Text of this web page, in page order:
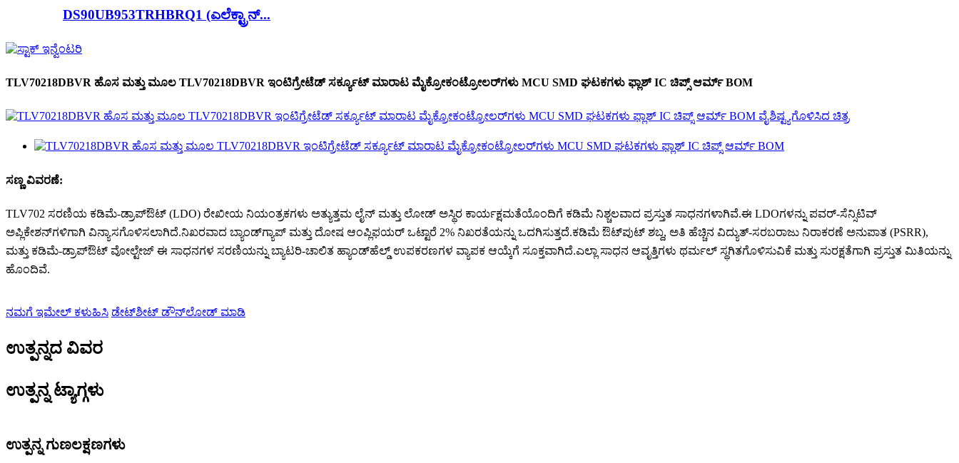
DS90UB953TRHBRQ1 (ಎಲೆಕ್ಟ್ರಾನ್...
TLV70218DBVR ಹೊಸ ಮತ್ತು ಮೂಲ TLV70218DBVR ಇಂಟಿಗ್ರೇಟೆಡ್ ಸರ್ಕ್ಯೂಟ್ ಮಾರಾಟ ಮೈಕ್ರೋಕಂಟ್ರೋಲರ್‌ಗಳು MCU SMD ಘಟಕಗಳು ಫ್ಲಾಶ್ IC ಚಿಪ್ಸ್ ಆರ್ಮ್ BOM
ಸಣ್ಣ ವಿವರಣೆ:
TLV702 ಸರಣಿಯ ಕಡಿಮೆ-ಡ್ರಾಪ್‌ಔಟ್ (LDO) ರೇಖೀಯ ನಿಯಂತ್ರಕಗಳು ಅತ್ಯುತ್ತಮ ಲೈನ್ ಮತ್ತು ಲೋಡ್ ಅಸ್ಥಿರ ಕಾರ್ಯಕ್ಷಮತೆಯೊಂದಿಗೆ ಕಡಿಮೆ ನಿಶ್ಚಲವಾದ ಪ್ರಸ್ತುತ ಸಾಧನಗಳಾಗಿವೆ.ಈ LDOಗಳನ್ನು ಪವರ್-ಸೆನ್ಸಿಟಿವ್
ಅಪ್ಲಿಕೇಶನ್‌ಗಳಿಗಾಗಿ ವಿನ್ಯಾಸಗೊಳಿಸಲಾಗಿದೆ.ನಿಖರವಾದ ಬ್ಯಾಂಡ್‌ಗ್ಯಾಪ್ ಮತ್ತು ದೋಷ ಆಂಪ್ಲಿಫಯರ್ ಒಟ್ಟಾರೆ 2% ನಿಖರತೆಯನ್ನು ಒದಗಿಸುತ್ತದೆ.ಕಡಿಮೆ ಔಟ್‌ಪುಟ್ ಶಬ್ದ, ಅತಿ ಹೆಚ್ಚಿನ ವಿದ್ಯುತ್-ಸರಬರಾಜು ನಿರಾಕರಣೆ ಅನುಪಾತ (PSRR),
ಮತ್ತು ಕಡಿಮೆ-ಡ್ರಾಪ್‌ಔಟ್ ವೋಲ್ಟೇಜ್ ಈ ಸಾಧನಗಳ ಸರಣಿಯನ್ನು ಬ್ಯಾಟರಿ-ಚಾಲಿತ ಹ್ಯಾಂಡ್‌ಹೆಲ್ಡ್ ಉಪಕರಣಗಳ ವ್ಯಾಪಕ ಆಯ್ಕೆಗೆ ಸೂಕ್ತವಾಗಿದೆ.ಎಲ್ಲಾ ಸಾಧನ ಆವೃತ್ತಿಗಳು ಥರ್ಮಲ್ ಸ್ಥಗಿತಗೊಳಿಸುವಿಕೆ ಮತ್ತು ಸುರಕ್ಷತೆಗಾಗಿ ಪ್ರಸ್ತುತ ಮಿತಿಯನ್ನು
ಹೊಂದಿವೆ.
ನಮಗೆ ಇಮೇಲ್ ಕಳುಹಿಸಿ ಡೇಟ್‌ಶೀಟ್ ಡೌನ್‌ಲೋಡ್ ಮಾಡಿ
ಉತ್ಪನ್ನದ ವಿವರ
ಉತ್ಪನ್ನ ಟ್ಯಾಗ್ಗಳು
ಉತ್ಪನ್ನ ಗುಣಲಕ್ಷಣಗಳು